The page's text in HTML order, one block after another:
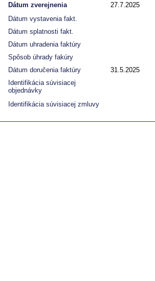
Dátum zverejnenia
27.7.2025
Dátum vystavenia fakt.
Dátum splatnosti fakt.
Dátum uhradenia faktúry
Spôsob úhrady fakúry
Dátum doručenia faktúry
31.5.2025
Identifikácia súvisiacej
objednávky
Identifikácia súvisiacej zmluvy